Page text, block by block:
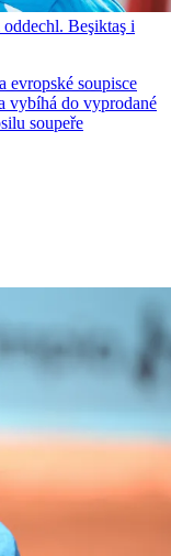
Beşiktaş i
evropské soupisce
vybíhá do vyprodané
soupeře